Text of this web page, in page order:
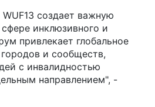
создает важную
инклюзивного и
привлекает глобальное
и сообществ,
с инвалидностью
направлением", -